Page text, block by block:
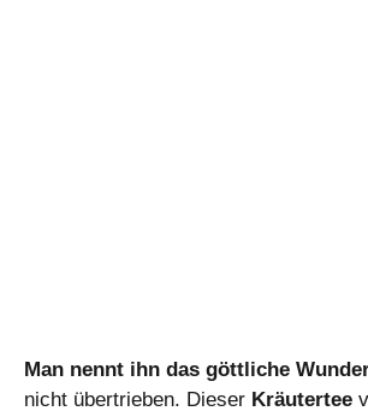
Man nennt ihn das göttliche
nicht übertrieben. Dieser Kräutertee